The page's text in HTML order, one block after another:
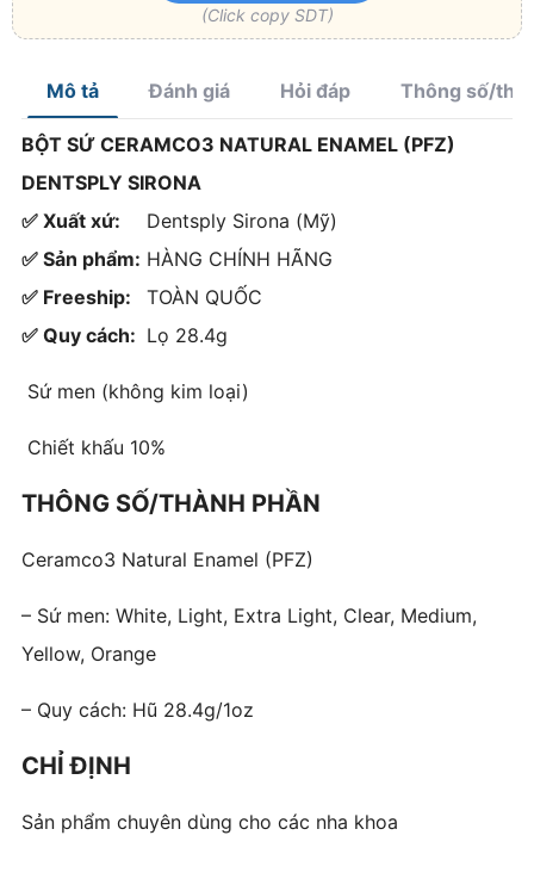
(Click copy SDT)
Mô tả Đánh giá Hỏi đáp Thông số/
BỘT SỨ CERAMCO3 NATURAL ENAMEL (PFZ)
DENTSPLY SIRONA
✅ Xuất xứ:
Dentsply Sirona (Mỹ)
✅ Sản phẩm: HÀNG CHÍNH HÃNG
✅ Freeship:
TOÀN QUỐC
✅ Quy cách: Lọ 28.4g
Sứ men (không kim loại)
Chiết khấu 10%
THÔNG SỐ/THÀNH PHẦN
Ceramco3 Natural Enamel (PFZ)
– Sứ men: White, Light, Extra Light, Clear, Medium,
Yellow, Orange
– Quy cách: Hũ 28.4g/1oz
CHỈ ĐỊNH
Sản phẩm chuyên dùng cho các nha khoa